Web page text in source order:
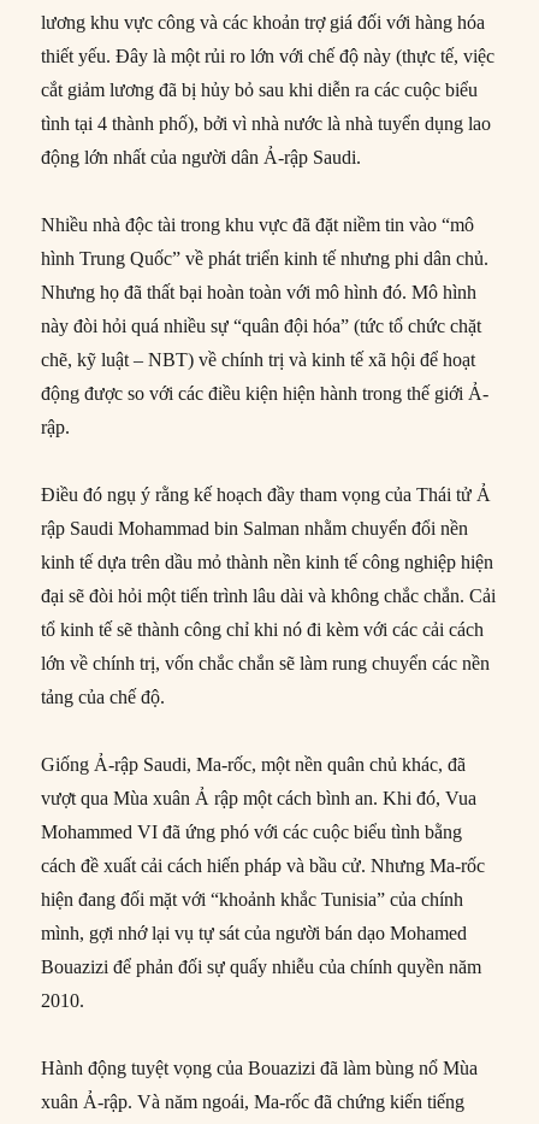
lương khu vực công và các khoản trợ giá đối với hàng hóa
thiết yếu. Đây là một rủi ro lớn với chế độ này (thực tế, việc
cắt giảm lương đã bị hủy bỏ sau khi diễn ra các cuộc biểu
tình tại 4 thành phố), bởi vì nhà nước là nhà tuyển dụng lao
động lớn nhất của người dân Ả-rập Saudi.
Nhiều nhà độc tài trong khu vực đã đặt niềm tin vào “mô
hình Trung Quốc” về phát triển kinh tế nhưng phi dân chủ.
Nhưng họ đã thất bại hoàn toàn với mô hình đó. Mô hình
này đòi hỏi quá nhiều sự “quân đội hóa” (tức tổ chức chặt
chẽ, kỹ luật – NBT) về chính trị và kinh tế xã hội để hoạt
động được so với các điều kiện hiện hành trong thế giới Ả-
rập.
Điều đó ngụ ý rằng kế hoạch đầy tham vọng của Thái tử Ả
rập Saudi Mohammad bin Salman nhằm chuyển đổi nền
kinh tế dựa trên dầu mỏ thành nền kinh tế công nghiệp hiện
đại sẽ đòi hỏi một tiến trình lâu dài và không chắc chắn. Cải
tổ kinh tế sẽ thành công chỉ khi nó đi kèm với các cải cách
lớn về chính trị, vốn chắc chắn sẽ làm rung chuyển các nền
tảng của chế độ.
Giống Ả-rập Saudi, Ma-rốc, một nền quân chủ khác, đã
vượt qua Mùa xuân Ả rập một cách bình an. Khi đó, Vua
Mohammed VI đã ứng phó với các cuộc biểu tình bằng
cách đề xuất cải cách hiến pháp và bầu cử. Nhưng Ma-rốc
hiện đang đối mặt với “khoảnh khắc Tunisia” của chính
mình, gợi nhớ lại vụ tự sát của người bán dạo Mohamed
Bouazizi để phản đối sự quấy nhiễu của chính quyền năm
2010.
Hành động tuyệt vọng của Bouazizi đã làm bùng nổ Mùa
xuân Ả-rập. Và năm ngoái, Ma-rốc đã chứng kiến tiếng